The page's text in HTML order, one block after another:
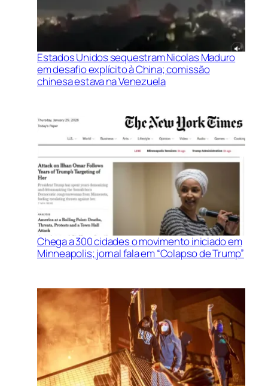
Estados Unidos sequestram Nicolas Maduro
em desafio explícito à China; comissão
chinesa estava na Venezuela
Chega a 300 cidades o movimento iniciado em
Minneapolis; jornal fala em “Colapso de Trump”